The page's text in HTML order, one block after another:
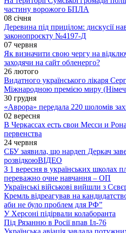
частину ворожого БПЛА
08 січня
Деревина під прицілом: дискусії
законопроєкту №4197-Д
07 червня
Як визначити свою чергу на
заходячи на сайт обленерго?
26 лютого
Видатного українського лікаря
Міжнародною премією миру
30 грудня
«Аврора» передала 220 шоломів
02 вересня
В Черкассах есть свои Месси и
первенства
24 червня
СБУ заявила, що нардеп Деркач
розвідкоюВІДЕО
З 1 вересня в українських школах
переважно очне навчання – ОП
Українські військові вийшли з
Кремль відреагував на
аби не було проблем для РФ”
У Херсоні підірвали колаборанта
Під Рязанню в Росії впав Іл-76